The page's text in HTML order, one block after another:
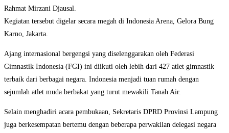
Rahmat Mirzani Djausal.
Kegiatan tersebut digelar secara megah di Indonesia Arena, Gelora Bung
Karno, Jakarta.
Ajang internasional bergengsi yang diselenggarakan oleh Federasi
Gimnastik Indonesia (FGI) ini diikuti oleh lebih dari 427 atlet gimnastik
terbaik dari berbagai negara. Indonesia menjadi tuan rumah dengan
sejumlah atlet muda berbakat yang turut mewakili Tanah Air.
Selain menghadiri acara pembukaan, Sekretaris DPRD Provinsi Lampung
juga berkesempatan bertemu dengan beberapa perwakilan delegasi negara